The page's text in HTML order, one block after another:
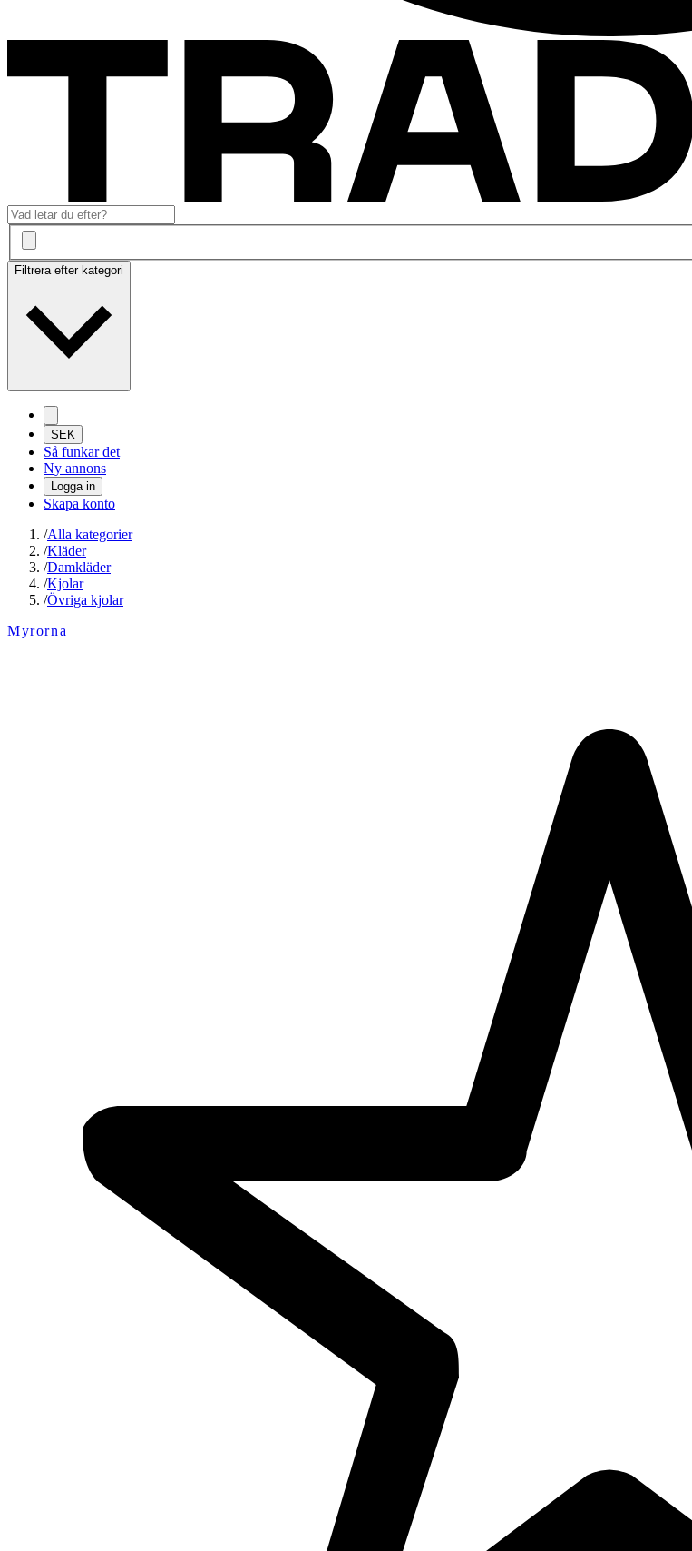
Filtrera efter kategori
SEK
Så funkar det
Ny annons
Logga in
Skapa konto
/Alla kategorier
/Kläder
/Damkläder
/Kjolar
/Övriga kjolar
Myrorna